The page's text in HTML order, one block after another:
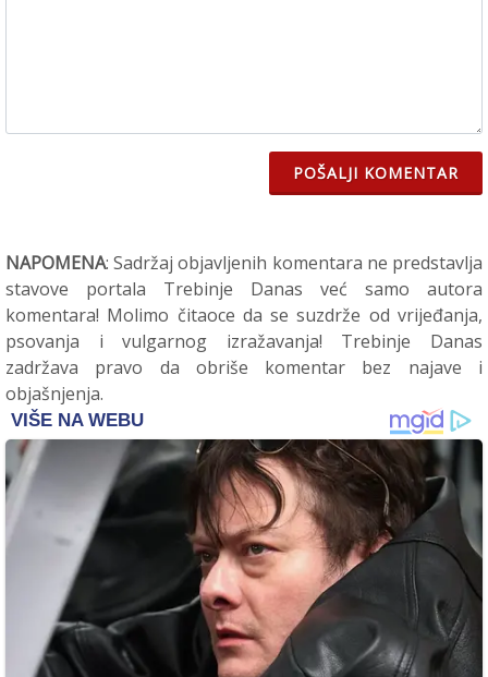
POŠALJI KOMENTAR
NAPOMENA: Sadržaj objavljenih komentara ne predstavlja
stavove portala Trebinje Danas već samo autora
komentara! Molimo čitaoce da se suzdrže od vrijeđanja,
psovanja i vulgarnog izražavanja! Trebinje Danas
zadržava pravo da obriše komentar bez najave i
objašnjenja.